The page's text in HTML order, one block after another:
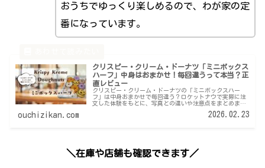
おうちでゆっくり楽しめるので、わが家の定
番になっています。
クリスピー・クリーム・ドーナツ「ミニボックス
ハーフ」中身はおまかせ！毎回違うって本当？正
直レビュー
クリスピー・クリーム・ドーナツの「ミニボックスハー
フ」は中身おまかせで毎回違う？ロケットナウで実際に注
文した体験をもとに、写真との違いや注意点をまとめまし
ouchizikan.com 2026.02.23
＼在庫や店舗も確認できます／